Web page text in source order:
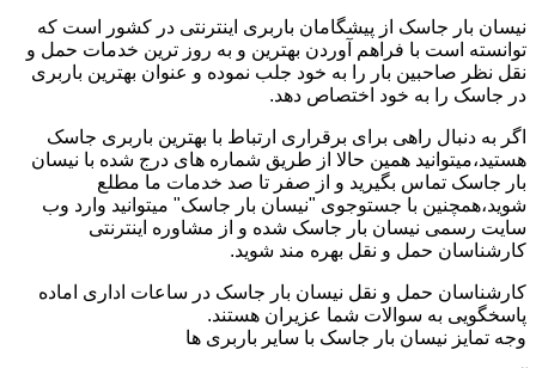
نیسان بار جاسک از پیشگامان باربری اینترنتی در کشور است که
توانسته است با فراهم آوردن بهترین و به روز ترین خدمات حمل و
نقل نظر صاحبین بار را به خود جلب نموده و عنوان بهترین باربری
در جاسک را به خود اختصاص دهد.
اگر به دنبال راهی برای برقراری ارتباط با بهترین باربری جاسک
هستید،میتوانید همین حالا از طریق شماره های درج شده با نیسان
بار جاسک تماس بگیرید و از صفر تا صد خدمات ما مطلع
شوید،همچنین با جستوجوی "نیسان بار جاسک" میتوانید وارد وب
سایت رسمی نیسان بار جاسک شده و از مشاوره اینترنتی
کارشناسان حمل و نقل بهره مند شوید.
کارشناسان حمل و نقل نیسان بار جاسک در ساعات اداری اماده
پاسخگویی به سوالات شما عزیران هستند.
وجه تمایز نیسان بار جاسک با سایر باربری ها